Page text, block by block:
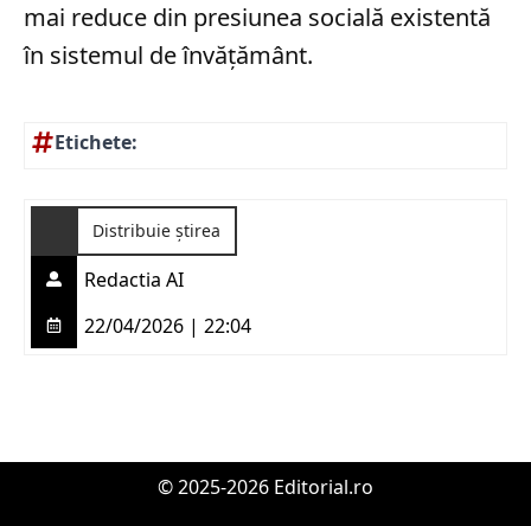
mai reduce din presiunea socială existentă
în sistemul de învățământ.
Etichete:
Distribuie știrea
Redactia AI
22/04/2026 | 22:04
© 2025-2026 Editorial.ro